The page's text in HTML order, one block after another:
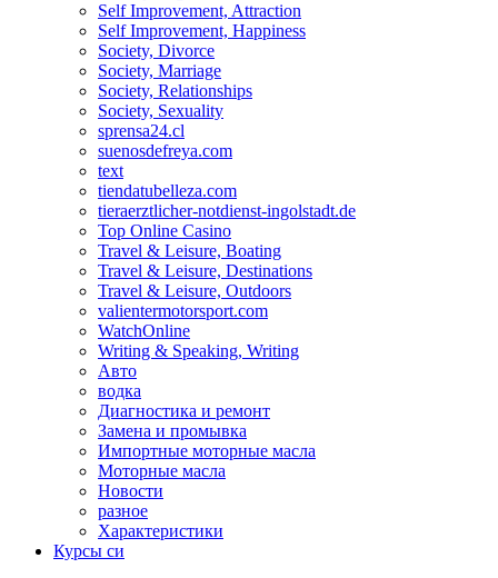
Self Improvement, Attraction
Self Improvement, Happiness
Society, Divorce
Society, Marriage
Society, Relationships
Society, Sexuality
sprensa24.cl
suenosdefreya.com
text
tiendatubelleza.com
tieraerztlicher-notdienst-ingolstadt.de
Top Online Casino
Travel & Leisure, Boating
Travel & Leisure, Destinations
Travel & Leisure, Outdoors
valientermotorsport.com
WatchOnline
Writing & Speaking, Writing
Авто
водка
Диагностика и ремонт
Замена и промывка
Импортные моторные масла
Моторные масла
Новости
разное
Характеристики
Курсы си